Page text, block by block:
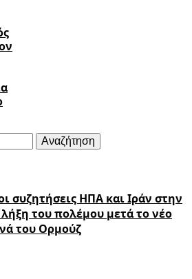
συζητήσεις ΗΠΑ και Ιράν στην
λήξη του πολέμου μετά το νέο
του Ορμούζ